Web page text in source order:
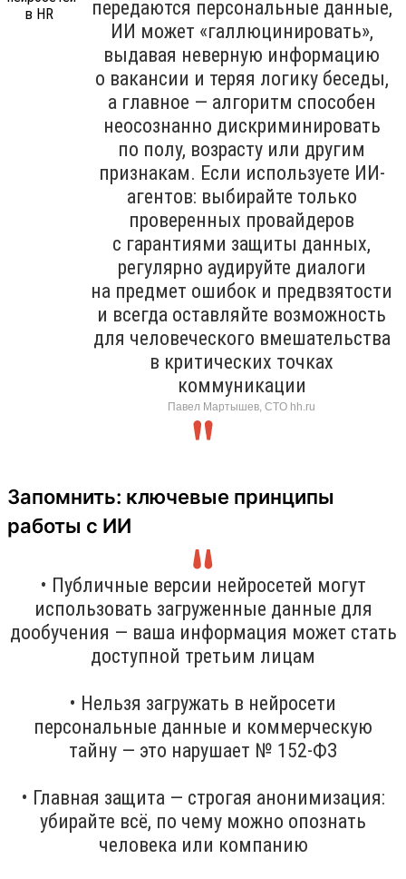
передаются персональные данные,
ИИ может «галлюцинировать»,
выдавая неверную информацию
о вакансии и теряя логику беседы,
а главное — алгоритм способен
неосознанно дискриминировать
по полу, возрасту или другим
признакам. Если используете ИИ-
агентов: выбирайте только
проверенных провайдеров
с гарантиями защиты данных,
регулярно аудируйте диалоги
на предмет ошибок и предвзятости
и всегда оставляйте возможность
для человеческого вмешательства
в критических точках
коммуникации
Павел Мартышев, CTO hh.ru
Запомнить: ключевые принципы
работы с ИИ
• Публичные версии нейросетей могут
использовать загруженные данные для
дообучения — ваша информация может стать
доступной третьим лицам
• Нельзя загружать в нейросети
персональные данные и коммерческую
тайну — это нарушает № 152-ФЗ
• Главная защита — строгая анонимизация:
убирайте всё, по чему можно опознать
человека или компанию